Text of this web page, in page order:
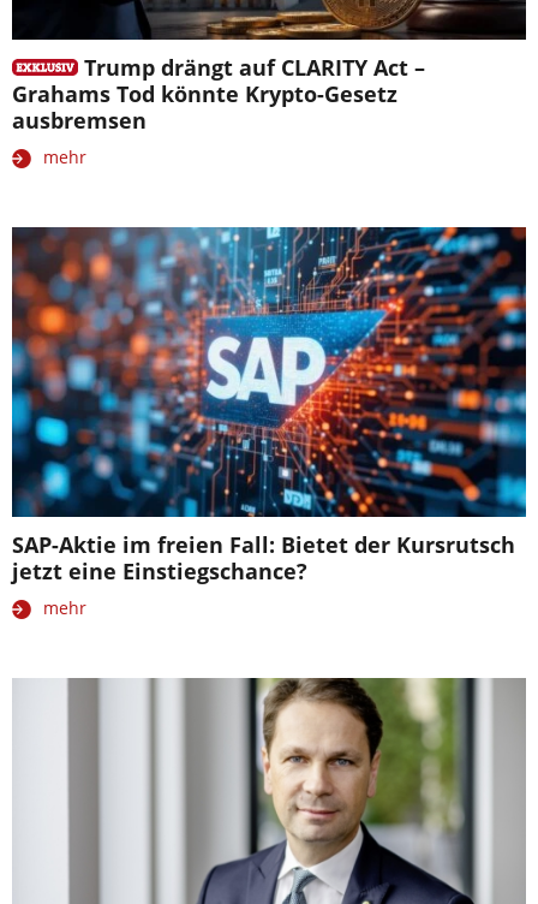
Trump drängt auf CLARITY Act –
Grahams Tod könnte Krypto-Gesetz
ausbremsen
mehr
SAP-Aktie im freien Fall: Bietet der Kursrutsch
jetzt eine Einstiegschance?
mehr